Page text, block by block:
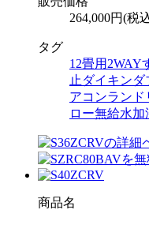
264,000円(税
タグ
12畳用 2WAY
止 ダイキンダ
アコンランド
ロー無給水加
商品名